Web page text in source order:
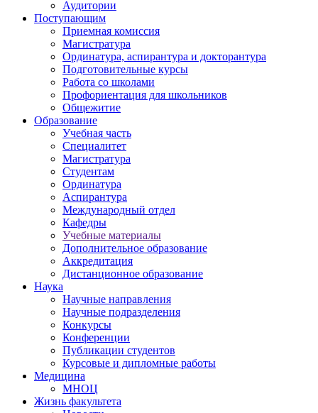
Аудитории
Поступающим
Приемная комиссия
Магистратура
Ординатура, аспирантура и докторантура
Подготовительные курсы
Работа со школами
Профориентация для школьников
Общежитие
Образование
Учебная часть
Специалитет
Магистратура
Студентам
Ординатура
Аспирантура
Международный отдел
Кафедры
Учебные материалы
Дополнительное образование
Аккредитация
Дистанционное образование
Наука
Научные направления
Научные подразделения
Конкурсы
Конференции
Публикации студентов
Курсовые и дипломные работы
Медицина
МНОЦ
Жизнь факультета